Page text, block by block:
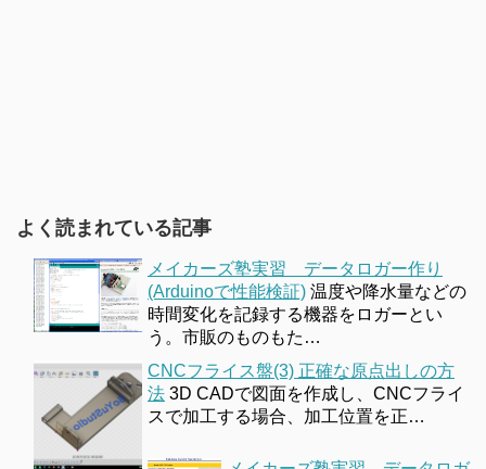
よく読まれている記事
メイカーズ塾実習 データロガー作り
(Arduinoで性能検証) 温度や降水量などの
時間変化を記録する機器をロガーとい
う。市販のものもた…
CNCフライス盤(3) 正確な原点出しの方
法 3D CADで図面を作成し、CNCフライ
スで加工する場合、加工位置を正…